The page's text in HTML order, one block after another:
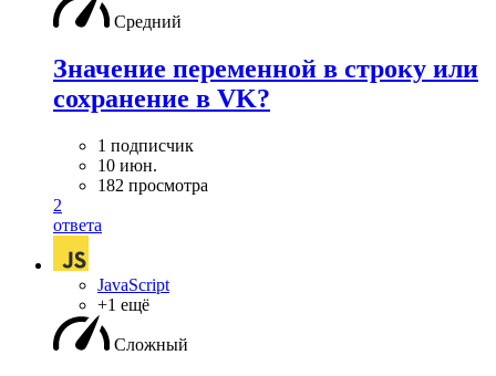
Средний
Значение переменной в строку или
сохранение в VK?
1 подписчик
10 июн.
182 просмотра
2
ответа
JavaScript
+1 ещё
Сложный